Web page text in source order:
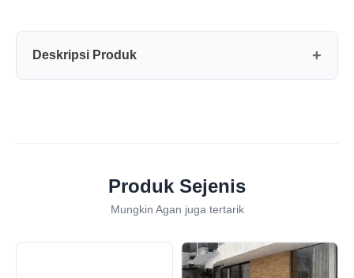
Deskripsi Produk
Produk Sejenis
Mungkin Agan juga tertarik